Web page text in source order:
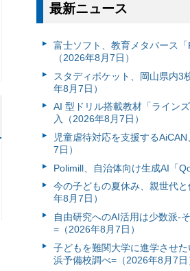
最新ニュース
富⼠ソフト、教育メタバース
（2026年8月7日）
スタディポケット、岡山県内3
年8月7日）
AI 型ドリル搭載教材「ライン
入（2026年8月7日）
児童虐待対応を支援する
7日）
Polimill、自治体向け生成AI「
今の子どもの夏休み、親世代
年8月7日）
自由研究へのAI活用は少数派-
=（2026年8月7日）
子どもを難関大学に進学させ
浜予備校調べ=（2026年8月7日